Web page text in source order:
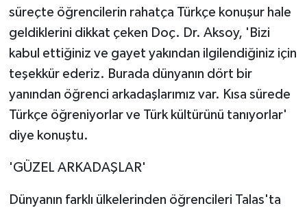
süreçte öğrencilerin rahatça Türkçe konuşur hale
geldiklerini dikkat çeken Doç. Dr. Aksoy, 'Bizi
kabul ettiğiniz ve gayet yakından ilgilendiğiniz için
teşekkür ederiz. Burada dünyanın dört bir
yanından öğrenci arkadaşlarımız var. Kısa sürede
Türkçe öğreniyorlar ve Türk kültürünü tanıyorlar'
diye konuştu.
'GÜZEL ARKADAŞLAR'
Dünyanın farklı ülkelerinden öğrencileri Talas'ta